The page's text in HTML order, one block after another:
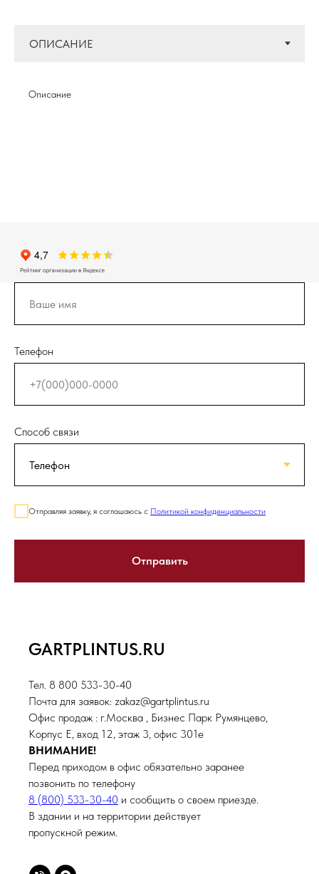
Описание
Телефон
Способ связи
Отправляя заявку, я соглашаюсь с Политикой конфиденциальности
Отправить
GARTPLINTUS.RU
Тел. 8 800 533-30-40
Почта для заявок: zakaz@gartplintus.ru
Офис продаж : г.Москва , Бизнес Парк Румянцево,
Корпус Е, вход 12, этаж 3, офис 301е
ВНИМАНИЕ!
Перед приходом в офис обязательно заранее
позвонить по телефону
8 (800) 533-30-40 и сообщить о своем приезде.
В здании и на территории действует
пропускной режим.